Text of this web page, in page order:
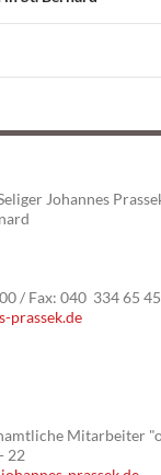
Johannes
/ Fax: 040 334 65
prassek.de
Mitarbeiter
22